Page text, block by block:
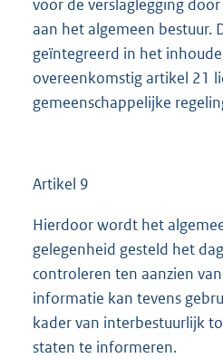
voor de verslaglegging
aan het algemeen bestuur.
geïntegreerd in het
overeenkomstig artikel 21
gemeenschappelijke
Artikel 9
Hierdoor wordt het
gelegenheid gesteld het
controleren ten aanzien
informatie kan tevens
kader van interbestuurlijk
staten te informeren.